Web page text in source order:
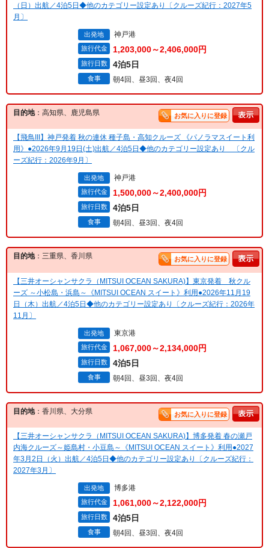
（日）出航／4泊5日◆他のカテゴリー設定あり〔クルーズ紀行：2027年5
月〕
出発地 神戸港
旅行代金 1,203,000～2,406,000円
旅行日数 4泊5日
食事 朝4回、昼3回、夜4回
目的地：高知県、鹿児島県 お気に入りに登録
【飛鳥III】神戸発着 秋の連休 種子島・高知クルーズ 《パノラマスイート利
用》●2026年9月19日(土)出航／4泊5日◆他のカテゴリー設定あり 〔クル
ーズ紀行：2026年9月〕
出発地 神戸港
旅行代金 1,500,000～2,400,000円
旅行日数 4泊5日
食事 朝4回、昼3回、夜4回
目的地：三重県、香川県 お気に入りに登録
【三井オーシャンサクラ（MITSUI OCEAN SAKURA)】東京発着 秋クル
ーズ ～小松島・浜島～《MITSUI OCEAN スイート》利用●2026年11月19
日（木）出航／4泊5日◆他のカテゴリー設定あり〔クルーズ紀行：2026年
11月〕
出発地 東京港
旅行代金 1,067,000～2,134,000円
旅行日数 4泊5日
食事 朝4回、昼3回、夜4回
目的地：香川県、大分県 お気に入りに登録
【三井オーシャンサクラ（MITSUI OCEAN SAKURA)】博多発着 春の瀬戸
内海クルーズ～姫島村・小豆島～《MITSUI OCEAN スイート》利用●2027
年3月2日（火）出航／4泊5日◆他のカテゴリー設定あり〔クルーズ紀行：
2027年3月〕
出発地 博多港
旅行代金 1,061,000～2,122,000円
旅行日数 4泊5日
食事 朝4回、昼3回、夜4回